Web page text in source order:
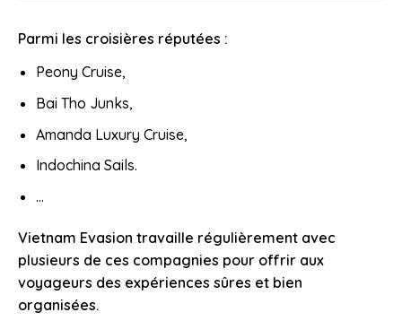
Parmi les croisières réputées :
Peony Cruise,
Bai Tho Junks,
Amanda Luxury Cruise,
Indochina Sails.
…
Vietnam Evasion travaille régulièrement avec
plusieurs de ces compagnies pour offrir aux
voyageurs des expériences sûres et bien
organisées.